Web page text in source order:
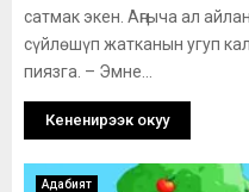
сатмак экен. Аңгыча ал
сүйлөшүп жатканын угуп
пиязга. – Эмне...
Кененирээк окуу
Адабият